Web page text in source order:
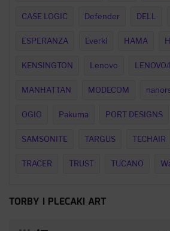
CASE LOGIC Defender DELL
ESPERANZA Everki HAMA
KENSINGTON Lenovo
MANHATTAN MODECOM
OGIO Pakuma PORT DESIGNS
SAMSONITE TARGUS TECHAIR
TRACER TRUST TUCANO
TORBY I PLECAKI ART